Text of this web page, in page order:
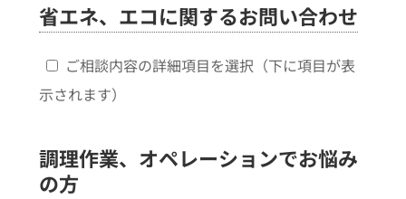
省エネ、エコに関するお問い合わせ
ご相談内容の詳細項目を選択（下に項目が表
示されます）
調理作業、オペレーションでお悩み
の方